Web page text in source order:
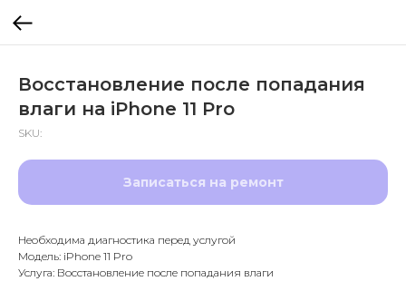
Восстановление после попадания
влаги на iPhone 11 Pro
SKU:
Записаться на ремонт
Необходима диагностика перед услугой
Модель: iPhone 11 Pro
Услуга: Восстановление после попадания влаги